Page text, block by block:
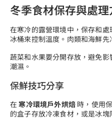
冬季食材保存與處理
在寒冷的露營環境中，保存和
冰桶來控制溫度。肉類和海鮮先
蔬菜和水果要分開存放，避免
潮濕。
保鮮技巧分享
在寒冷環境戶外烘焙 時，使用
的盒子存放冷凍食材，或是冰塊